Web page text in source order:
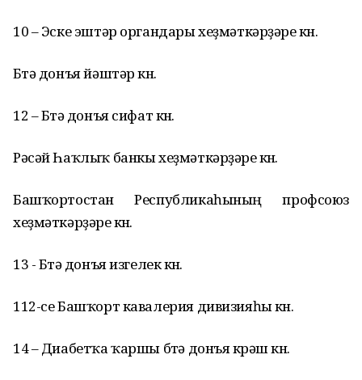
10 – Эске эштәр органдары хеҙмәткәрҙәре көнө.
Бөтә донъя йәштәр көнө.
12 – Бөтә донъя сифат көнө.
Рәсәй Һаҡлыҡ банкы хеҙмәткәрҙәре көнө.
Башҡортостан Республикаһының профсоюз
хеҙмәткәрҙәре көнө.
13 - Бөтә донъя изгелек көнө.
112-се Башҡорт кавалерия дивизияһы көнө.
14 – Диабетҡа ҡаршы бөтә донъя көрәш көнө.